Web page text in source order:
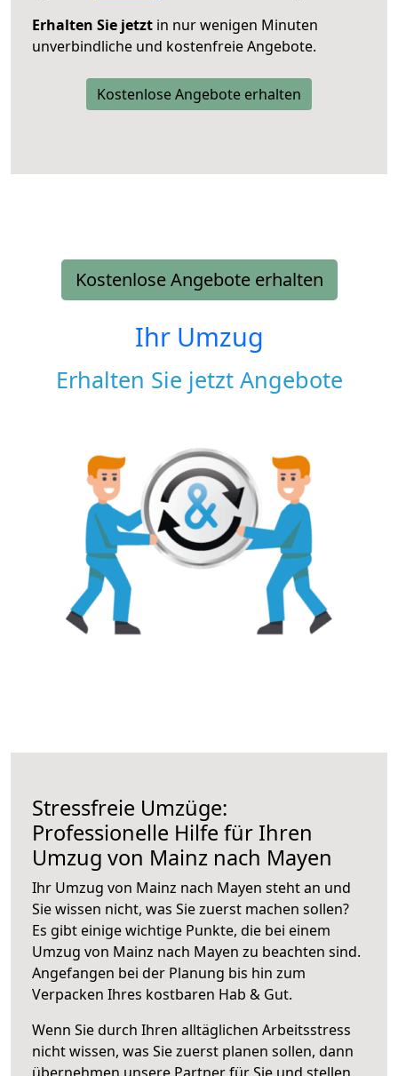
Erhalten Sie jetzt in nur wenigen Minuten
unverbindliche und kostenfreie Angebote.
Kostenlose Angebote erhalten
Kostenlose Angebote erhalten
Ihr Umzug
Erhalten Sie jetzt Angebote
Stressfreie Umzüge:
Professionelle Hilfe für Ihren
Umzug von Mainz nach Mayen
Ihr Umzug von Mainz nach Mayen steht an und
Sie wissen nicht, was Sie zuerst machen sollen?
Es gibt einige wichtige Punkte, die bei einem
Umzug von Mainz nach Mayen zu beachten sind.
Angefangen bei der Planung bis hin zum
Verpacken Ihres kostbaren Hab & Gut.
Wenn Sie durch Ihren alltäglichen Arbeitsstress
nicht wissen, was Sie zuerst planen sollen, dann